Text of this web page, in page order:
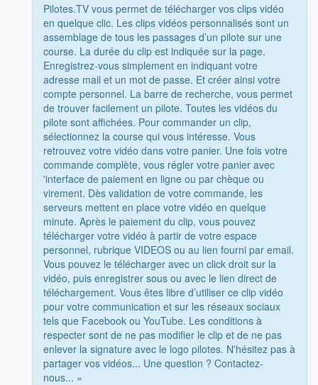
Pilotes.TV vous permet de télécharger vos clips vidéo
en quelque clic. Les clips vidéos personnalisés sont un
assemblage de tous les passages d’un pilote sur une
course. La durée du clip est indiquée sur la page.
Enregistrez-vous simplement en indiquant votre
adresse mail et un mot de passe. Et créer ainsi votre
compte personnel. La barre de recherche, vous permet
de trouver facilement un pilote. Toutes les vidéos du
pilote sont affichées. Pour commander un clip,
sélectionnez la course qui vous intéresse. Vous
retrouvez votre vidéo dans votre panier. Une fois votre
commande complète, vous régler votre panier avec
'interface de paiement en ligne ou par chèque ou
virement. Dès validation de votre commande, les
serveurs mettent en place votre vidéo en quelque
minute. Après le paiement du clip, vous pouvez
télécharger votre vidéo à partir de votre espace
personnel, rubrique VIDEOS ou au lien fourni par email.
Vous pouvez le télécharger avec un click droit sur la
vidéo, puis enregistrer sous ou avec le lien direct de
téléchargement. Vous êtes libre d’utiliser ce clip vidéo
pour votre communication et sur les réseaux sociaux
tels que Facebook ou YouTube. Les conditions à
respecter sont de ne pas modifier le clip et de ne pas
enlever la signature avec le logo pilotes. N'hésitez pas à
partager vos vidéos... Une question ? Contactez-
nous... »